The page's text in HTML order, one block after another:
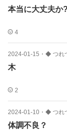
本当に大丈夫
4
2024-01-15 ・ ◆ つれ
木
2
2024-01-10 ・ ◆ つれ
体調不良？